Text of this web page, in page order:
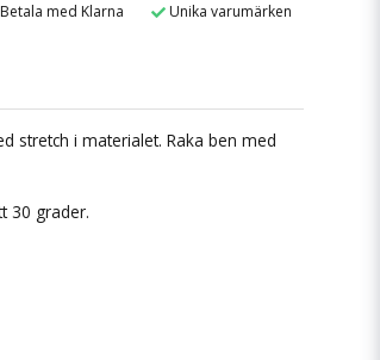
Betala med Klarna Unika varumärken
stretch i materialet. Raka ben med
30 grader.